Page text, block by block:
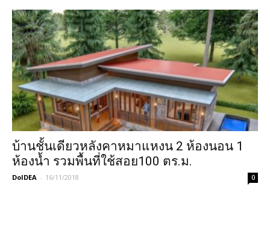
บ้านชั้นเดียวหลังคาหมาแหงน 2 ห้องนอน 1
ห้องน้ำ รวมพื้นที่ใช้สอย100 ตร.ม.
DoIDEA - 16/11/2018 0